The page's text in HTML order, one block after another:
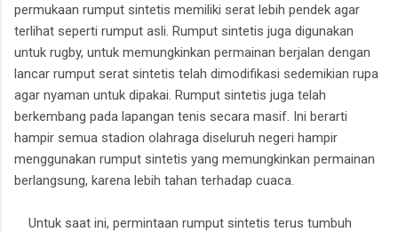
permukaan rumput sintetis memiliki serat lebih pendek agar
terlihat seperti rumput asli. Rumput sintetis juga digunakan
untuk rugby, untuk memungkinkan permainan berjalan dengan
lancar rumput serat sintetis telah dimodifikasi sedemikian rupa
agar nyaman untuk dipakai. Rumput sintetis juga telah
berkembang pada lapangan tenis secara masif. Ini berarti
hampir semua stadion olahraga diseluruh negeri hampir
menggunakan rumput sintetis yang memungkinkan permainan
berlangsung, karena lebih tahan terhadap cuaca.
Untuk saat ini, permintaan rumput sintetis terus tumbuh